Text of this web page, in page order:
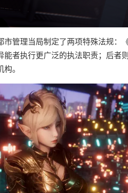
市管理当局制定了两项特殊法规：
能者执行更广泛的执法职责；后者
。